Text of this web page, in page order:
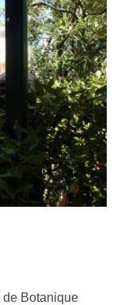
de Botanique